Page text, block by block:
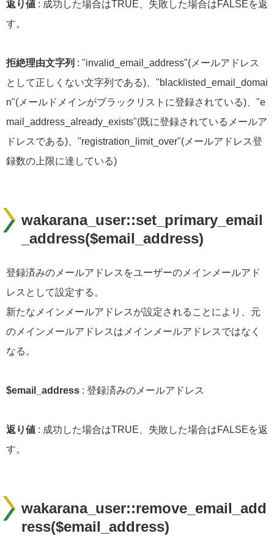
返り値 : 成功した場合はTRUE、失敗した場合はFALSEを返
す。
拒絶理由文字列 : "invalid_email_address"(メールアドレス
として正しくない文字列である)、"blacklisted_email_domai
n"(メールドメインがブラックリストに登録されている)、"e
mail_address_already_exists"(既に登録されているメールア
ドレスである)、"registration_limit_over"(メールアドレス登
録数の上限に達している)
wakarana_user::set_primary_email
_address($email_address)
登録済みのメールアドレスをユーザーのメインメールアド
レスとして設定する。
新たなメインメールアドレスが設定されることにより、元
のメインメールアドレスはメインメールアドレスではなく
なる。
$email_address : 登録済みのメールアドレス
返り値 : 成功した場合はTRUE、失敗した場合はFALSEを返
す。
wakarana_user::remove_email_add
ress($email_address)